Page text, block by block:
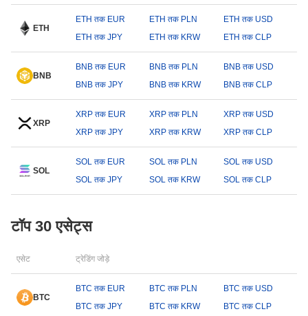
ETH
ETH तक EUR ETH तक PLN
ETH तक USD
ETH तक JPY
ETH तक KRW ETH तक CLP
BNB
BNB तक EUR BNB तक PLN
BNB तक USD
BNB तक JPY
BNB तक KRW BNB तक CLP
XRP
XRP तक EUR XRP तक PLN
XRP तक USD
XRP तक JPY
XRP तक KRW XRP तक CLP
SOL
SOL तक EUR SOL तक PLN
SOL तक USD
SOL तक JPY
SOL तक KRW SOL तक CLP
टॉप 30 एसेट्स
एसेट ट्रेडिंग जोड़े
BTC
BTC तक EUR BTC तक PLN
BTC तक USD
BTC तक JPY
BTC तक KRW BTC तक CLP